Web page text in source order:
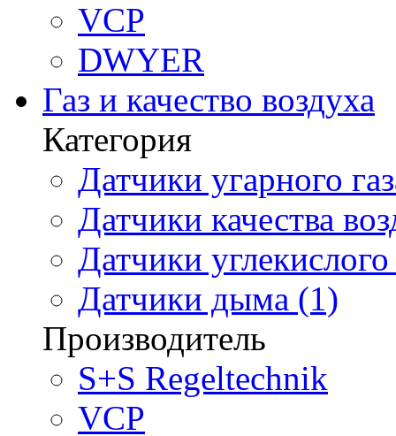
VCP
DWYER
Газ и качество воздуха
Категория
Датчики угарного
Датчики качества
Датчики
Датчики дыма (1)
Производитель
S+S Regeltechnik
VCP